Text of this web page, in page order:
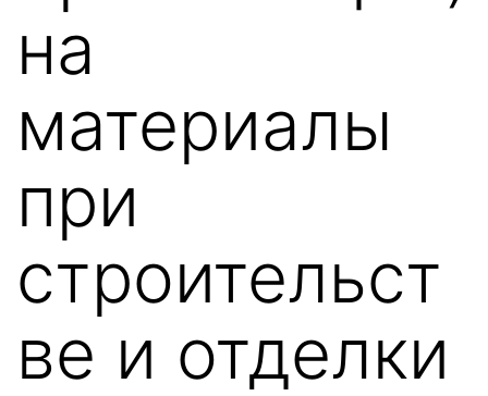
на
материалы
при
строительст
ве и отделки